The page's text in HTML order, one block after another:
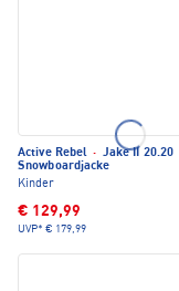
Active Rebel · Jake II 20.20
Snowboardjacke
Kinder
€ 129,99
UVP* € 179,99